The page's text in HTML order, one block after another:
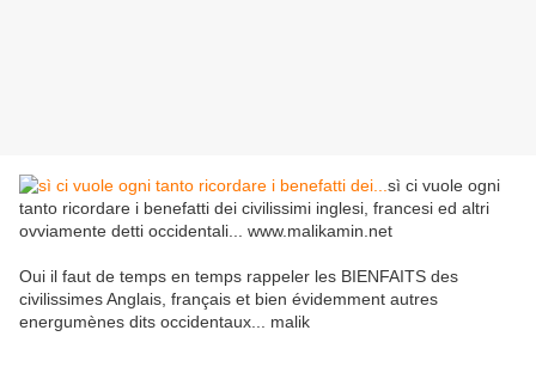
sì ci vuole ogni
tanto ricordare i benefatti dei civilissimi inglesi, francesi ed altri
ovviamente detti occidentali... www.malikamin.net
Oui il faut de temps en temps rappeler les BIENFAITS des
civilissimes Anglais, français et bien évidemment autres
energumènes dits occidentaux... malik